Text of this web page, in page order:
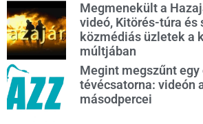
Megmenekült a
videó, Kitörés-túra és
közmédiás üzletek a
múltjában
Megint megszűnt egy
tévécsatorna: videón
másodpercei